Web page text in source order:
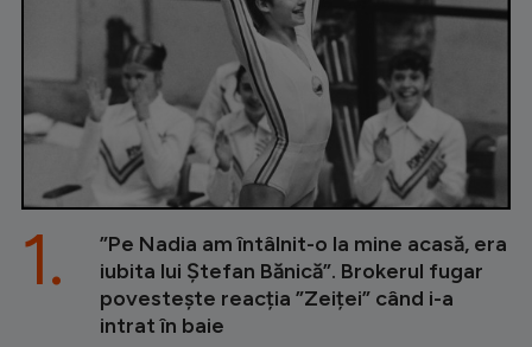
”Pe Nadia am întâlnit-o la mine acasă, era
iubita lui Ștefan Bănică”. Brokerul fugar
povestește reacția ”Zeiței” când i-a
intrat în baie
1.